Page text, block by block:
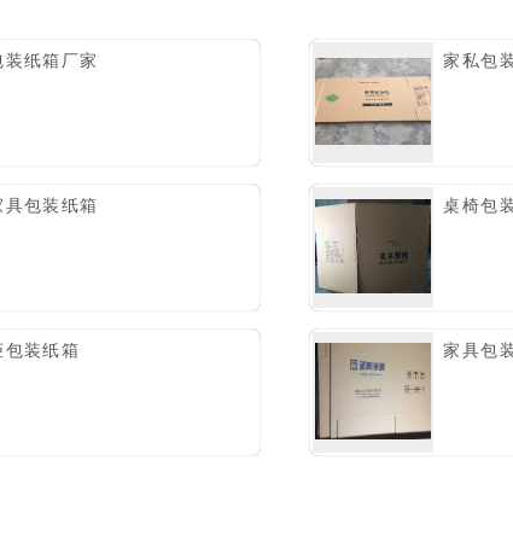
装纸箱厂家 家私包
具包装纸箱 桌椅包
包装纸箱 家具包